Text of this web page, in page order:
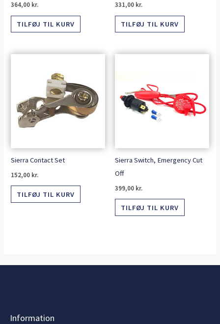
364,00 kr.
TILFØJ TIL KURV
331,00 kr.
TILFØJ TIL KURV
Sierra Contact Set
152,00 kr.
TILFØJ TIL KURV
Sierra Switch, Emergency Cut
Off
399,00 kr.
TILFØJ TIL KURV
Information